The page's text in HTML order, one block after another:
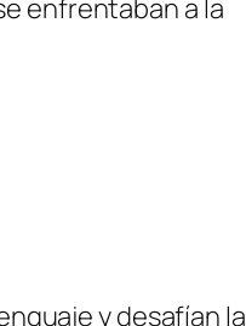
enfrentaban a la
y desafían la